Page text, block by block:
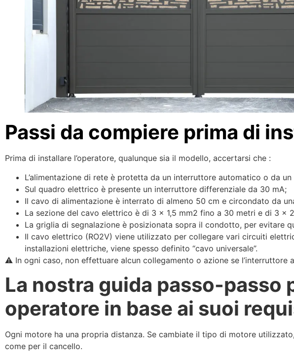
Passi da compiere prima di
Prima di installare l’operatore, qualunque sia il modello, accertarsi che :
L’alimentazione di rete è protetta da un interruttore automatico o da un
Sul quadro elettrico è presente un interruttore differenziale da 30 mA;
Il cavo di alimentazione è interrato di almeno 50 cm e circondato da
La sezione del cavo elettrico è di 3 x 1,5 mm2 fino a 30 metri e di 3 x
La griglia di segnalazione è posizionata sopra il condotto, per evitare
Il cavo elettrico (RO2V) viene utilizzato per collegare vari circuiti
installazioni elettriche, viene spesso definito “cavo universale”.
⚠️ In ogni caso, non effettuare alcun collegamento o azione se l’interruttore
La nostra guida passo-passo
operatore in base ai suoi
Ogni motore ha una propria distanza. Se cambiate il tipo di motore
come per il cancello.